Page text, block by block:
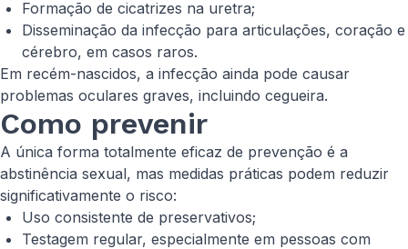
Formação de cicatrizes na uretra;
Disseminação da infecção para articulações, coração e
cérebro, em casos raros.
Em recém-nascidos, a infecção ainda pode causar
problemas oculares graves, incluindo cegueira.
Como prevenir
A única forma totalmente eficaz de prevenção é a
abstinência sexual, mas medidas práticas podem reduzir
significativamente o risco:
Uso consistente de preservativos;
Testagem regular, especialmente em pessoas com